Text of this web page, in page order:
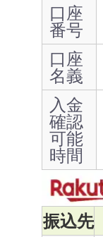
口座
番号
口座
名義
入金
確認
可能
時間
振込先